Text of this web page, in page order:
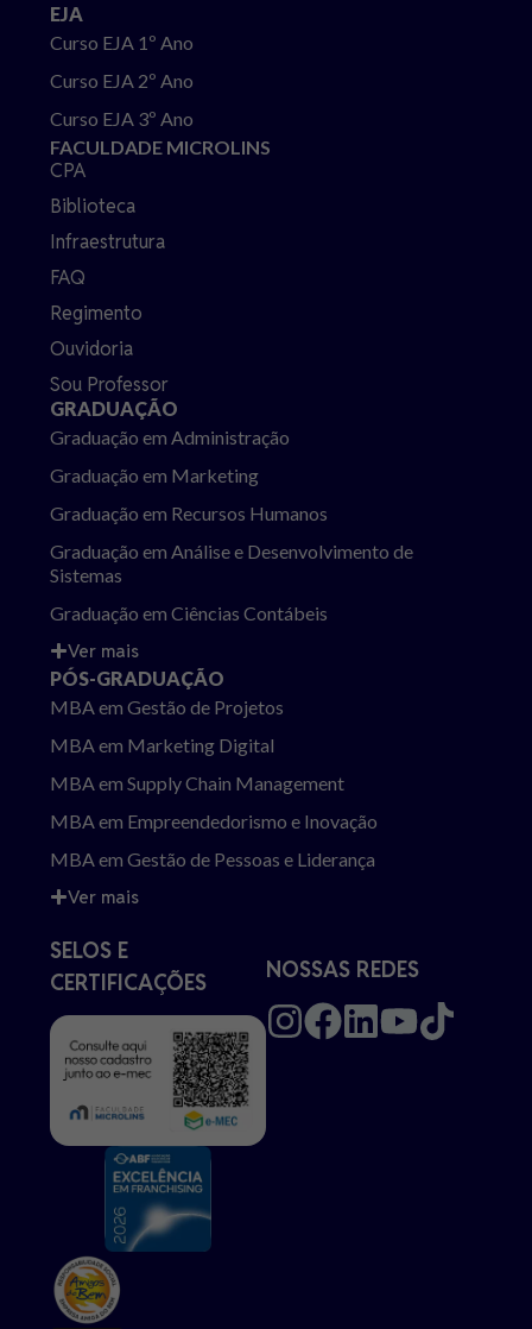
EJA
Curso EJA 1º Ano
Curso EJA 2º Ano
Curso EJA 3º Ano
FACULDADE MICROLINS
CPA
Biblioteca
Infraestrutura
FAQ
Regimento
Ouvidoria
Sou Professor
GRADUAÇÃO
Graduação em Administração
Graduação em Marketing
Graduação em Recursos Humanos
Graduação em Análise e Desenvolvimento de
Sistemas
Graduação em Ciências Contábeis
Ver mais
PÓS-GRADUAÇÃO
MBA em Gestão de Projetos
MBA em Marketing Digital
MBA em Supply Chain Management
MBA em Empreendedorismo e Inovação
MBA em Gestão de Pessoas e Liderança
Ver mais
SELOS E
CERTIFICAÇÕES
NOSSAS REDES